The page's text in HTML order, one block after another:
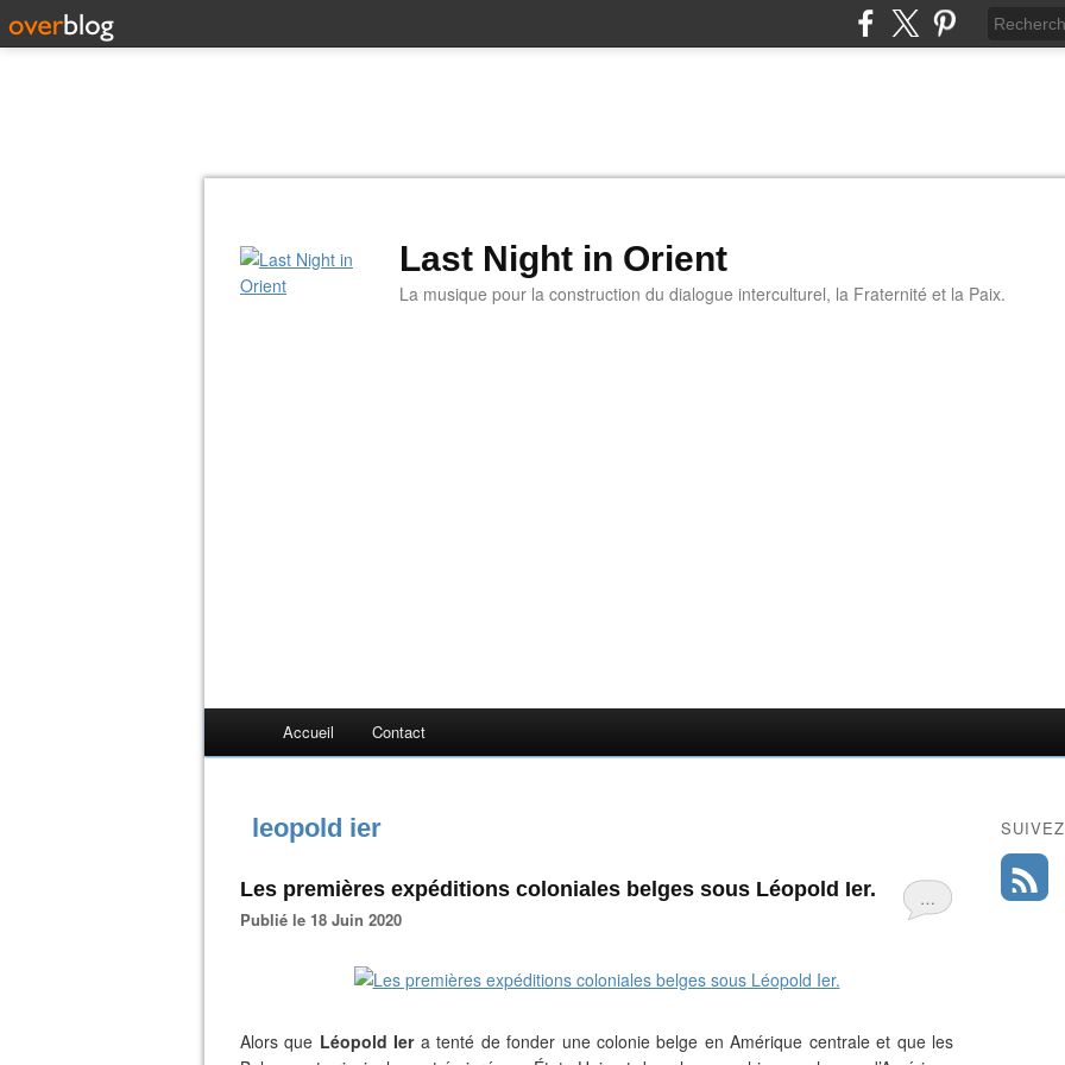
Last Night in Orient
La musique pour la construction du dialogue interculturel, la Fraternité et la Paix.
Accueil Contact
leopold ier
…
Les premières expéditions coloniales belges sous Léopold Ier.
Publié le 18 Juin 2020
Alors que Léopold Iera tenté de fonder une colonie belge en Amérique centrale et que les